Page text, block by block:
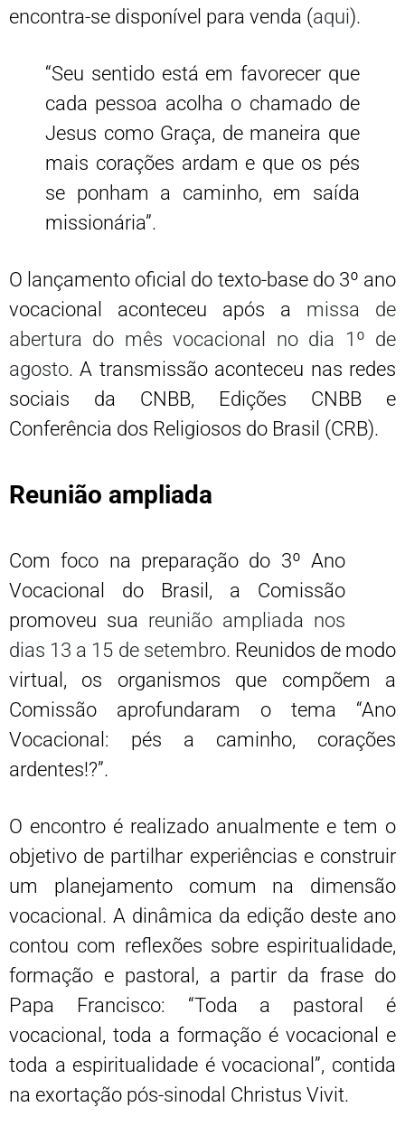
encontra-se disponível para venda (aqui).
“Seu sentido está em favorecer que
cada pessoa acolha o chamado de
Jesus como Graça, de maneira que
mais corações ardam e que os pés
se ponham a caminho, em saída
missionária”.
O lançamento oficial do texto-base do 3º ano
vocacional aconteceu após a missa de
abertura do mês vocacional no dia 1º de
agosto. A transmissão aconteceu nas redes
sociais da CNBB, Edições CNBB e
Conferência dos Religiosos do Brasil (CRB).
Reunião ampliada
Com foco na preparação do 3º Ano
Vocacional do Brasil, a Comissão
promoveu sua reunião ampliada nos
dias 13 a 15 de setembro. Reunidos de modo
virtual, os organismos que compõem a
Comissão aprofundaram o tema “Ano
Vocacional: pés a caminho, corações
ardentes!?”.
O encontro é realizado anualmente e tem o
objetivo de partilhar experiências e construir
um planejamento comum na dimensão
vocacional. A dinâmica da edição deste ano
contou com reflexões sobre espiritualidade,
formação e pastoral, a partir da frase do
Papa Francisco: “Toda a pastoral é
vocacional, toda a formação é vocacional e
toda a espiritualidade é vocacional”, contida
na exortação pós-sinodal Christus Vivit.